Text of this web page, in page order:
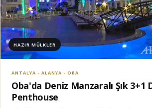
HAZIR MÜLKLER
ANTALYA - ALANYA - OBA
Oba'da Deniz Manzaralı Şık 3+1
Penthouse